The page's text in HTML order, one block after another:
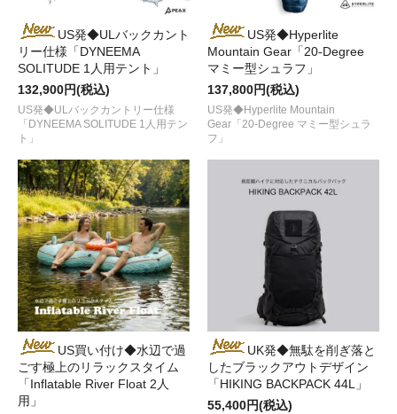
US発◆ULバックカント
リー仕様「DYNEEMA
SOLITUDE 1人用テント」
132,900円(税込)
US発◆ULバックカントリー仕様
「DYNEEMA SOLITUDE 1人用テン
ト」
US発◆Hyperlite
Mountain Gear「20-Degree
マミー型シュラフ」
137,800円(税込)
US発◆Hyperlite Mountain
Gear「20-Degree マミー型シュラ
フ」
US買い付け◆水辺で過
ごす極上のリラックスタイム
「Inflatable River Float 2人
用」
UK発◆無駄を削ぎ落と
したブラックアウトデザイン
「HIKING BACKPACK 44L」
55,400円(税込)